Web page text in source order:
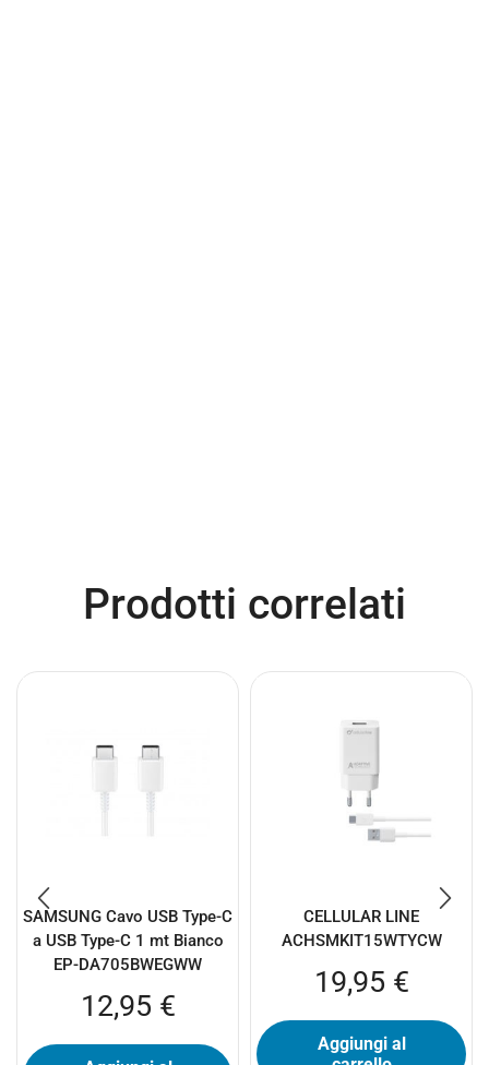
Prodotti correlati
SAMSUNG Cavo USB Type-C
a USB Type-C 1 mt Bianco
EP-DA705BWEGWW
12,95 €
CELLULAR LINE
ACHSMKIT15WTYCW
19,95 €
Aggiungi al